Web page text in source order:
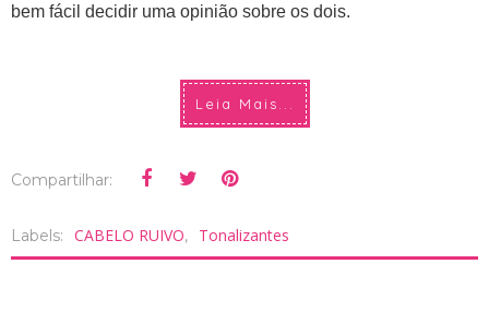
bem fácil decidir uma opinião sobre os dois.
Leia Mais...
Compartilhar:
Labels: CABELO RUIVO, Tonalizantes